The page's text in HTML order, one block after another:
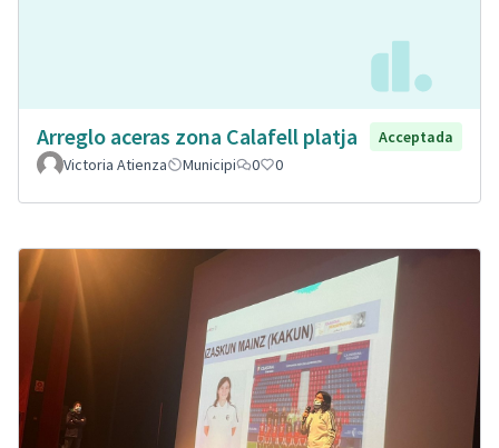
Arreglo aceras zona Calafell platja
Acceptada
Victoria Atienza
Municipi 0 0